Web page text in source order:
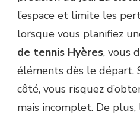
l’espace et limite les
lorsque vous planifiez
de tennis Hyères, vous
éléments dès le départ.
côté, vous risquez
mais incomplet. De